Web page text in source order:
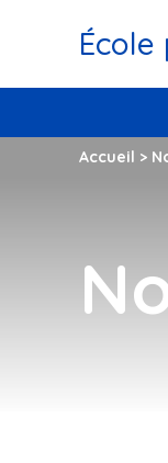
Accueil >